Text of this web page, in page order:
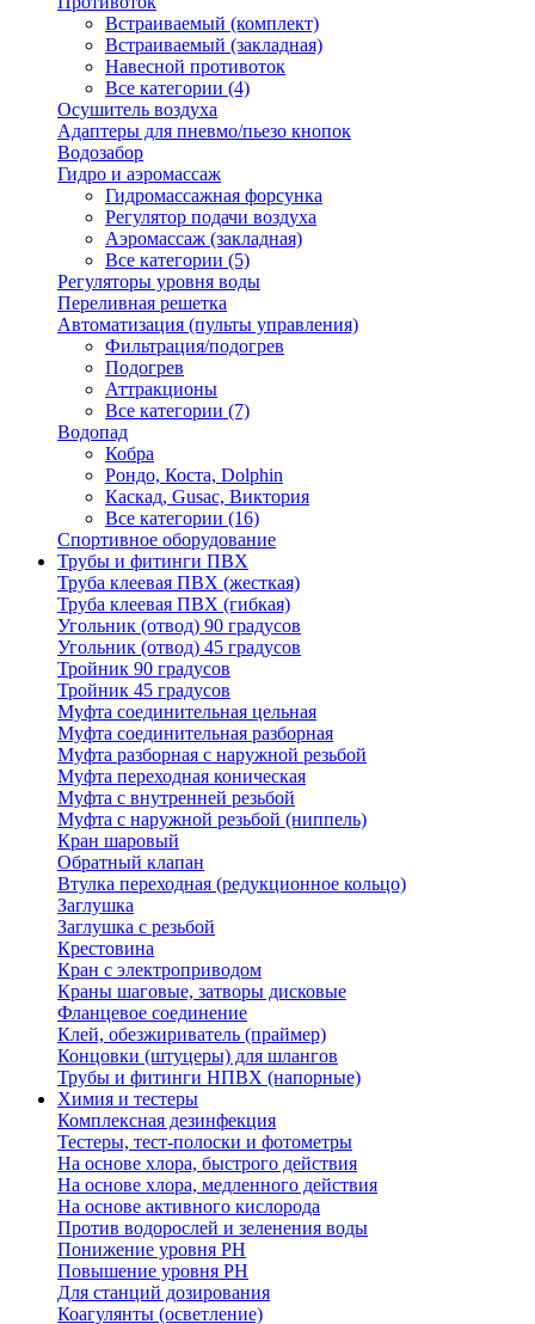
Встраиваемый (комплект)
Встраиваемый (закладная)
Навесной противоток
Все категории (4)
Осушитель воздуха
Адаптеры для пневмо/пьезо кнопок
Водозабор
Гидро и аэромассаж
Гидромассажная форсунка
Регулятор подачи воздуха
Аэромассаж (закладная)
Все категории (5)
Регуляторы уровня воды
Переливная решетка
Автоматизация (пульты управления)
Фильтрация/подогрев
Подогрев
Аттракционы
Все категории (7)
Водопад
Кобра
Рондо, Коста, Dolphin
Каскад, Gusac, Виктория
Все категории (16)
Спортивное оборудование
Трубы и фитинги ПВХ
Труба клеевая ПВХ (жесткая)
Труба клеевая ПВХ (гибкая)
Угольник (отвод) 90 градусов
Угольник (отвод) 45 градусов
Тройник 90 градусов
Тройник 45 градусов
Муфта соединительная цельная
Муфта соединительная разборная
Муфта разборная с наружной резьбой
Муфта переходная коническая
Муфта с внутренней резьбой
Муфта с наружной резьбой (ниппель)
Кран шаровый
Обратный клапан
Втулка переходная (редукционное кольцо)
Заглушка
Заглушка с резьбой
Крестовина
Кран с электроприводом
Краны шаговые, затворы дисковые
Фланцевое соединение
Клей, обезжириватель (праймер)
Концовки (штуцеры) для шлангов
Трубы и фитинги НПВХ (напорные)
Химия и тестеры
Комплексная дезинфекция
Тестеры, тест-полоски и фотометры
На основе хлора, быстрого действия
На основе хлора, медленного действия
На основе активного кислорода
Против водорослей и зеленения воды
Понижение уровня РН
Повышение уровня РН
Для станций дозирования
Коагулянты (осветление)